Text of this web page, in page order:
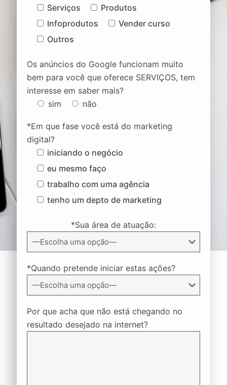
Serviços
Produtos
Infoprodutos
Vender curso
Outros
Os anúncios do Google funcionam muito
bem para você que oferece SERVIÇOS, tem
interesse em saber mais?
sim
não
*Em que fase você está do marketing
digital?
iniciando o negócio
eu mesmo faço
trabalho com uma agência
tenho um depto de marketing
*Sua área de atuação:
*Quando pretende iniciar estas ações?
Por que acha que não está chegando no
resultado desejado na internet?